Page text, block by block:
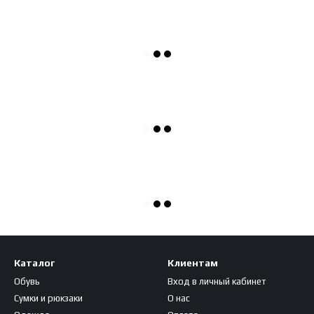
Каталог
Обувь
Сумки и рюкзаки
Клиентам
Вход в личный кабинет
О нас